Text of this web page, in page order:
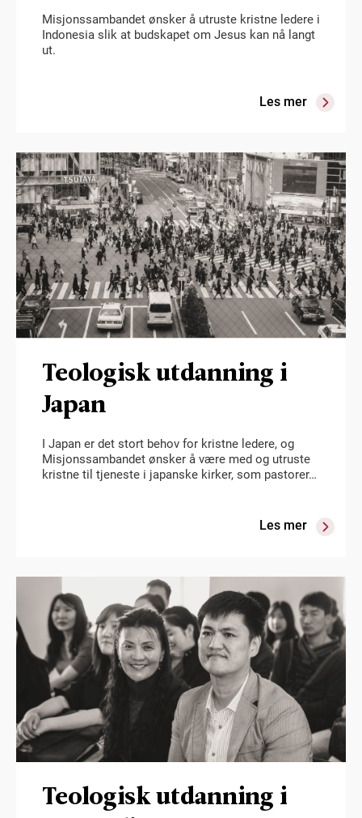
Misjonssambandet ønsker å utruste kristne ledere i
Indonesia slik at budskapet om Jesus kan nå langt
ut.
Les mer
Teologisk utdanning i
Japan
I Japan er det stort behov for kristne ledere, og
Misjonssambandet ønsker å være med og utruste
kristne til tjeneste i japanske kirker, som pastorer…
Les mer
Teologisk utdanning i